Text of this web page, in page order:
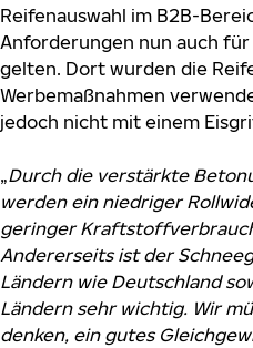
Reifenauswahl im B2B-
Anforderungen nun auch
gelten. Dort wurden die
Werbemaßnahmen
jedoch nicht mit einem
„Durch die verstärkte
werden ein niedriger
geringer
Andererseits ist der
Ländern wie Deutschland
Ländern sehr wichtig. Wir
denken, ein gutes